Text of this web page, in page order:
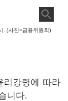
. (사진=금융위원회)
리강령에 따라
니다.